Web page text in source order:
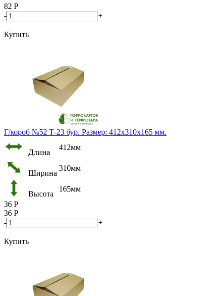
82 Р
-
+
Купить
Г/короб №52 Т-23 бур. Размер: 412х310х165 мм.
Длина
412мм
Ширина
310мм
Высота
165мм
36 Р
36 Р
-
+
Купить